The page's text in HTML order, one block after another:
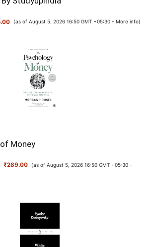
(as of August 5, 2026 16:50 GMT +05:30 - More info)
Money
₹289.00
(as of August 5, 2026 16:50 GMT +05:30 -